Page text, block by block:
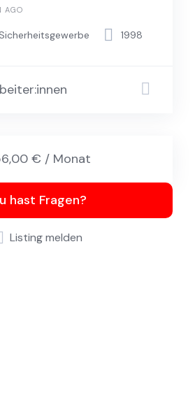
AGO
1998
€ / Monat
hast Fragen?
Listing melden